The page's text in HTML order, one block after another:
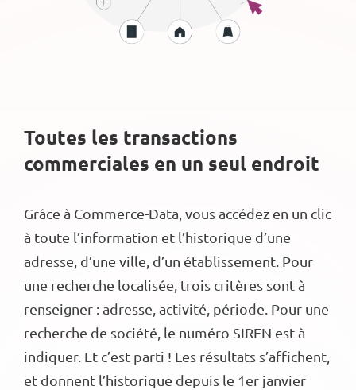
Toutes les transactions
commerciales en un seul endroit
Grâce à Commerce-Data, vous accédez en un clic
à toute l’information et l’historique d’une
adresse, d’une ville, d’un établissement. Pour
une recherche localisée, trois critères sont à
renseigner : adresse, activité, période. Pour une
recherche de société, le numéro SIREN est à
indiquer. Et c’est parti ! Les résultats s’affichent,
et donnent l’historique depuis le 1er janvier